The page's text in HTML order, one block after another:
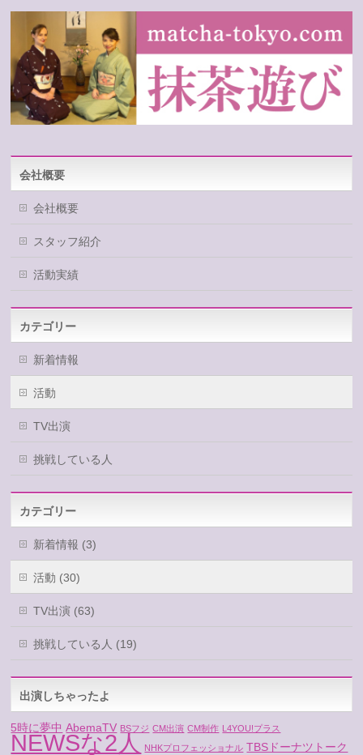
会社概要
会社概要
スタッフ紹介
活動実績
カテゴリー
新着情報
活動
TV出演
挑戦している人
カテゴリー
新着情報 (3)
活動 (30)
TV出演 (63)
挑戦している人 (19)
出演しちゃったよ
5時に夢中 AbemaTV BSフジ CM出演 CM制作 L4YOU!プラス
NEWSな2人 NHKプロフェッショナル TBSドーナツトーク